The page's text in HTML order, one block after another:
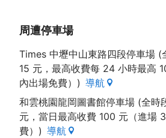
周遭停車場
Times 中壢中山東路四段停車場
15 元，最高收費每 24 小時最高
內出場免費）) 導航
和雲桃園龍岡圖書館停車場 (全時
元，當日最高收費 100 元（進場
費）) 導航